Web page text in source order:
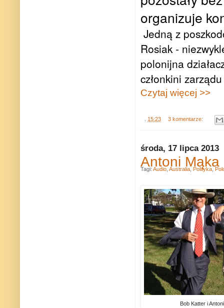
organizuje
Jedną z
Rosiak -
polonijna
członkini
Czytaj więcej >>
. 15:23 3 komentarze:
środa, 17 lipca 2013
Antoni
Bob Katter i
Tagi: Audio Australia Polityka